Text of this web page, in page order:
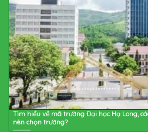
Tìm hiểu về mã trường Đại học Hạ Long,
nên chọn trường?